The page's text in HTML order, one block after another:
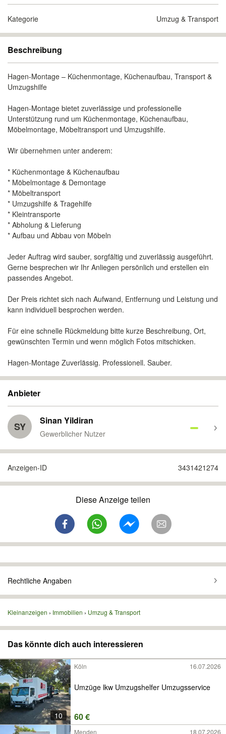
Kategorie Umzug & Transport
Beschreibung
Hagen-Montage – Küchenmontage, Küchenaufbau, Transport &
Umzugshilfe
Hagen-Montage bietet zuverlässige und professionelle
Unterstützung rund um Küchenmontage, Küchenaufbau,
Möbelmontage, Möbeltransport und Umzugshilfe.
Wir übernehmen unter anderem:
* Küchenmontage & Küchenaufbau
* Möbelmontage & Demontage
* Möbeltransport
* Umzugshilfe & Tragehilfe
* Kleintransporte
* Abholung & Lieferung
* Aufbau und Abbau von Möbeln
Jeder Auftrag wird sauber, sorgfältig und zuverlässig ausgeführt.
Gerne besprechen wir Ihr Anliegen persönlich und erstellen ein
passendes Angebot.
Der Preis richtet sich nach Aufwand, Entfernung und Leistung und
kann individuell besprochen werden.
Für eine schnelle Rückmeldung bitte kurze Beschreibung, Ort,
gewünschten Termin und wenn möglich Fotos mitschicken.
Hagen-Montage Zuverlässig. Professionell. Sauber.
Anbieter
SY Sinan Yildiran
Gewerblicher Nutzer
Anzeigen-ID 3431421274
Diese Anzeige teilen
Rechtliche Angaben
Kleinanzeigen Immobilien Umzug & Transport
Das könnte dich auch interessieren
10
Köln 16.07.2026
Umzüge lkw Umzugshelfer Umzugsservice
60 €
Menden 18.07.2026